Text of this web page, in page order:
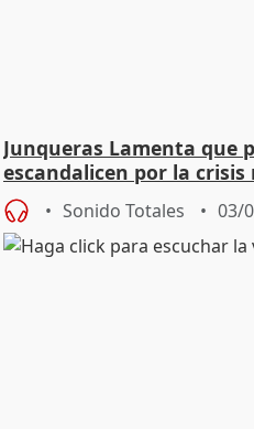
Junqueras Lamenta que
escandalicen por la
Sonido Totales 03/